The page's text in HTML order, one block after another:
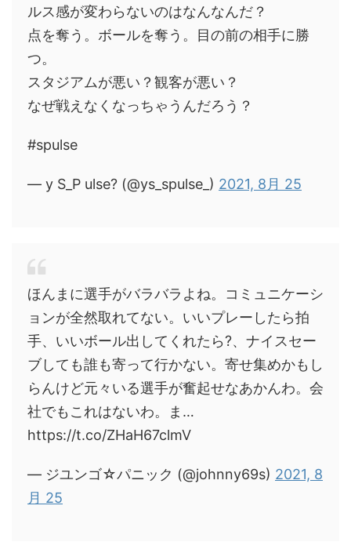
ルス感が変わらないのはなんなんだ？
点を奪う。ボールを奪う。目の前の相手に勝
つ。
スタジアムが悪い？観客が悪い？
なぜ戦えなくなっちゃうんだろう？
#spulse
— y S_P ulse? (@ys_spulse_) 2021, 8月 25
ほんまに選手がバラバラよね。コミュニケーシ
ョンが全然取れてない。いいプレーしたら拍
手、いいボール出してくれたら?、ナイスセー
ブしても誰も寄って行かない。寄せ集めかもし
らんけど元々いる選手が奮起せなあかんわ。会
社でもこれはないわ。ま…
https://t.co/ZHaH67clmV
— ジユンゴ☆パニック (@johnny69s) 2021, 8
月 25